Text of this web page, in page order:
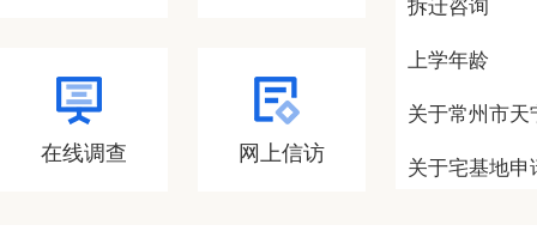
在线调查 网上信访
拆迁咨询
上学年龄
关于常州市
关于宅基地申